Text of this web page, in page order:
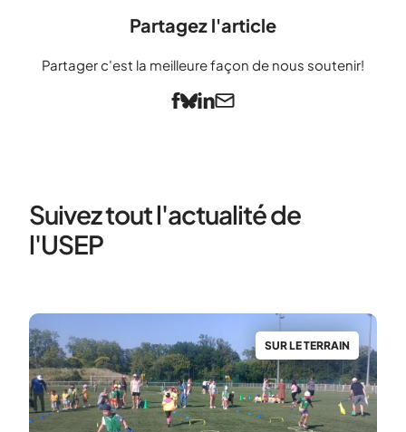
Partagez l'article
Partager c'est la meilleure façon de nous soutenir!
Suivez tout l'actualité de
l'USEP
SUR LE TERRAIN